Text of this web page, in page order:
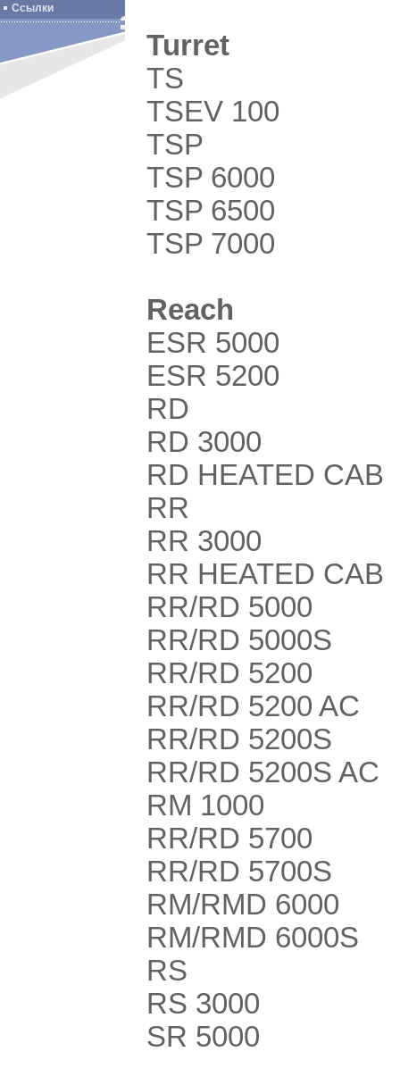
Ссылки
Turret
TS
TSEV 100
TSP
TSP 6000
TSP 6500
TSP 7000
Reach
ESR 5000
ESR 5200
RD
RD 3000
RD HEATED CAB
RR
RR 3000
RR HEATED CAB
RR/RD 5000
RR/RD 5000S
RR/RD 5200
RR/RD 5200 AC
RR/RD 5200S
RR/RD 5200S AC
RM 1000
RR/RD 5700
RR/RD 5700S
RM/RMD 6000
RM/RMD 6000S
RS
RS 3000
SR 5000